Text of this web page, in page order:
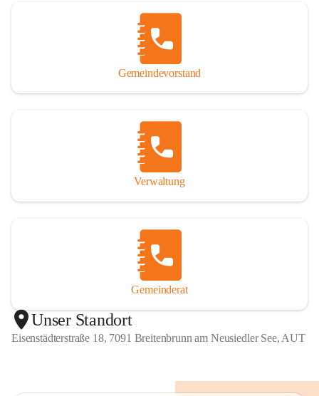
Gemeindevorstand
Verwaltung
Gemeinderat
Unser Standort
Eisenstädterstraße 18, 7091 Breitenbrunn am Neusiedler See, AUT